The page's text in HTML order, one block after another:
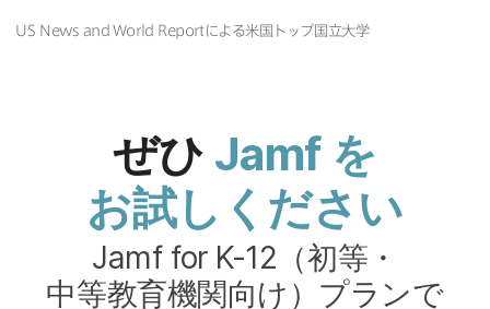
US News and World Reportに​よる​米国トップ国立大学
ぜひ Jamf を​
お試しください
Jamf for K-12 （初等・
中等教育機関向け）​プランで​